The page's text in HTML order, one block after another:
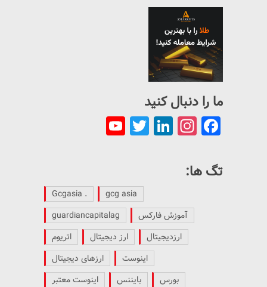
ما را دنبال کنید
Facebook
Instagram
LinkedIn
Twitter
YouTube
Channel
تگ ها:
. Gcgasia
gcg asia
guardiancapitalag
آموزش فارکس
اتریوم
ارز دیجیتال
ارزدیجیتال
ارزهای دیجیتال
اینوست
اینوست معتبر
بایننس
بورس